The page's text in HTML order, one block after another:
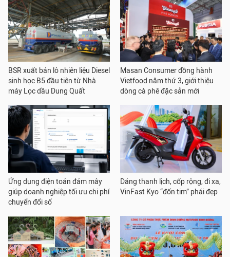
BSR xuất bán lô nhiên liệu Diesel
sinh học B5 đầu tiên từ Nhà
máy Lọc dầu Dung Quất
Masan Consumer đồng hành
Vietfood năm thứ 3, giới thiệu
dòng cà phê đặc sản mới
Ứng dụng điện toán đám mây
giúp doanh nghiệp tối ưu chi phí
chuyển đổi số
Dáng thanh lịch, cốp rộng, đi xa,
VinFast Kyo “đốn tim” phái đẹp